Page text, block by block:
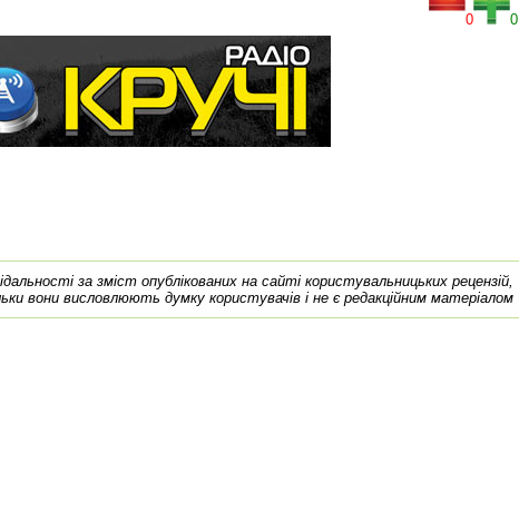
0 0
за зміст опублікованих на сайті користувальницьких рецензій,
вони висловлюють думку користувачів і не є редакційним матеріалом